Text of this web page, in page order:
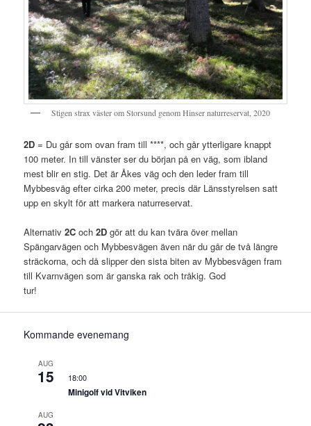
Stigen strax väster om Storsund genom Hinser naturreservat, 2020
2D = Du går som ovan fram till ****, och går ytterligare knappt
100 meter. In till vänster ser du början på en väg, som ibland
mest blir en stig. Det är Åkes väg och den leder fram till
Mybbesväg efter cirka 200 meter, precis där Länsstyrelsen satt
upp en skylt för att markera naturreservat.
Alternativ2C och2D gör att du kan tvära över mellan
Spängarvägen och Mybbesvägen även när du går de två längre
sträckorna, och då slipper den sista biten av Mybbesvägen fram
till Kvarnvägen som är ganska rak och tråkig. God
tur!
Kommande evenemang
AUG
15 18:00
Minigolf vid Vitviken
AUG